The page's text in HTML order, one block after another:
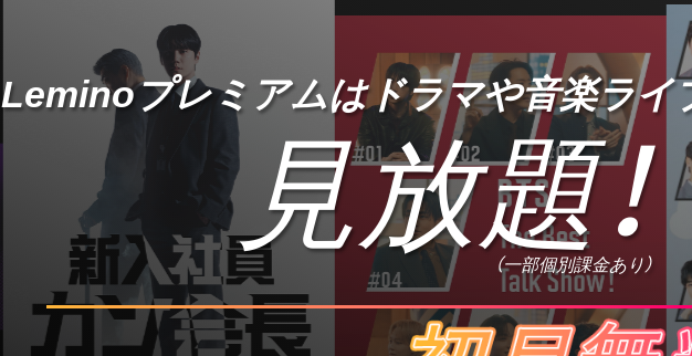
Leminoプレミアムはドラマや音楽ライ
見放題！
（一部個別課金あり）